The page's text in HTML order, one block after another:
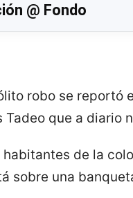
@ Fondo
robo se reportó
Tadeo que a diario
habitantes de la
sobre una